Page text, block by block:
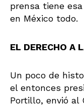
prensa tiene
en México todo.
EL DERECHO A
Un poco de
el entonces
Portillo, envió al